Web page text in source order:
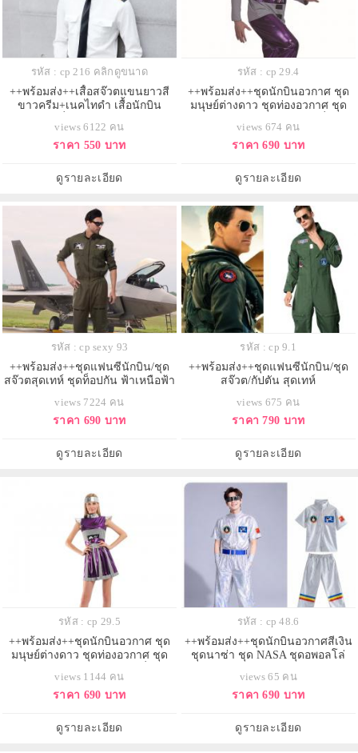
รหัส : cp 216 คลิกดูขนาด
++พร้อมส่ง++เสื้อสจ๊วตแขนยาวสี
ขาวครีม+เนคไทดำ เสื้อนักบิน
views 6122 คน
ราคา 550 บาท
ดูรายละเอียด
รหัส : cp 29.4
++พร้อมส่ง++ชุดนักบินอวกาศ ชุด
มนุษย์ต่างดาว ชุดท่องอวกาศ ชุด
views 674 คน
ราคา 690 บาท
ดูรายละเอียด
รหัส : cp sexy 93
++พร้อมส่ง++ชุดแฟนซีนักบิน/ชุด
สจ๊วตสุดเทห์ ชุดท็อปกัน ฟ้าเหนือฟ้า
views 7224 คน
ราคา 690 บาท
ดูรายละเอียด
รหัส : cp 9.1
++พร้อมส่ง++ชุดแฟนซีนักบิน/ชุด
สจ๊วต/กัปตัน สุดเทห์
views 675 คน
ราคา 790 บาท
ดูรายละเอียด
รหัส : cp 29.5
++พร้อมส่ง++ชุดนักบินอวกาศ ชุด
มนุษย์ต่างดาว ชุดท่องอวกาศ ชุด
views 1144 คน
ราคา 690 บาท
ดูรายละเอียด
รหัส : cp 48.6
++พร้อมส่ง++ชุดนักบินอวกาศสีเงิน
ชุดนาซ่า ชุด NASA ชุดอพอลโล่
views 65 คน
ราคา 690 บาท
ดูรายละเอียด